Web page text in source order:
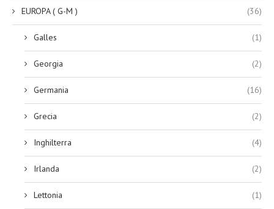
EUROPA ( G-M ) (36)
Galles (1)
Georgia (2)
Germania (16)
Grecia (2)
Inghilterra (4)
Irlanda (2)
Lettonia (1)